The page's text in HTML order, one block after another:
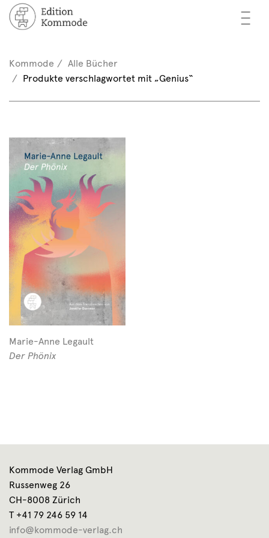
—
—
—
/ Registrieren
(0)
Kommode
Alle Bücher
Produkte verschlagwortet mit „Genius“
Marie-Anne Legault
Der Phönix
Kommode Verlag GmbH
Russenweg 26
CH-8008 Zürich
T +41 79 246 59 14
info@kommode-verlag.ch